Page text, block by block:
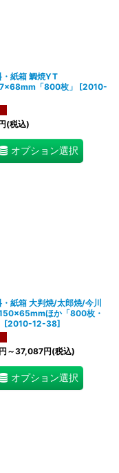
・紙箱 鯛焼YT
「800枚」
[2010-
(税込)
オプション選択
紙箱 大判焼/太郎焼/今川
ほか「800枚・
[2010-12-38]
円 ～37,087円(税込)
オプション選択